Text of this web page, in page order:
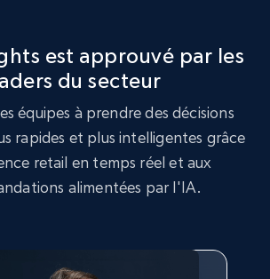
359+ Commencer
records by category
est approuvé par les
du secteur
équipes à prendre des décisions
rapides et plus intelligentes grâce
retail en temps réel et aux
alimentées par l'IA.